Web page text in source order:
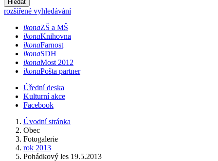
Hledat
rozšířené vyhledávání
ikonaZŠ a MŠ
ikonaKnihovna
ikonaFarnost
ikonaSDH
ikonaMost 2012
ikonaPošta partner
Úřední deska
Kulturní akce
Facebook
Úvodní stránka
Obec
Fotogalerie
rok 2013
Pohádkový les 19.5.2013